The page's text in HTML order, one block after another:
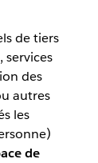
de tiers
des
autres
les
de